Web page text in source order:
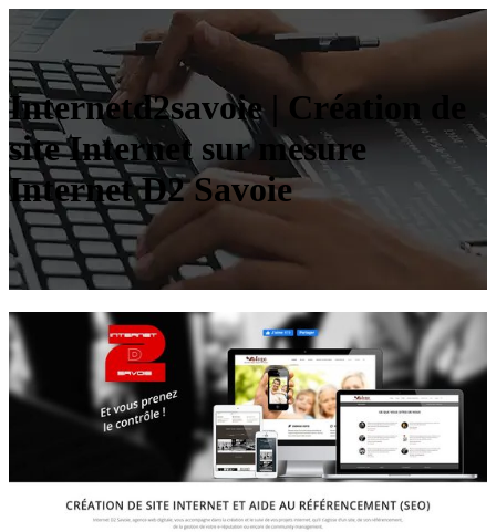
Internetd2savoie | Création de
site Internet sur mesure
Internet D2 Savoie